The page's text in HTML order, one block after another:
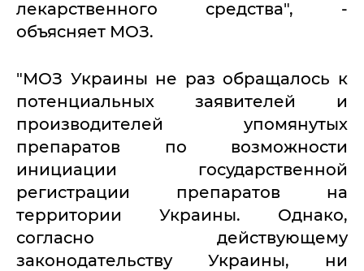
лекарственного средства", -
объясняет МОЗ.
"МОЗ Украины не раз обращалось к
потенциальных заявителей и
производителей упомянутых
препаратов по возможности
инициации государственной
регистрации препаратов на
территории Украины. Однако,
согласно действующему
законодательству Украины, ни